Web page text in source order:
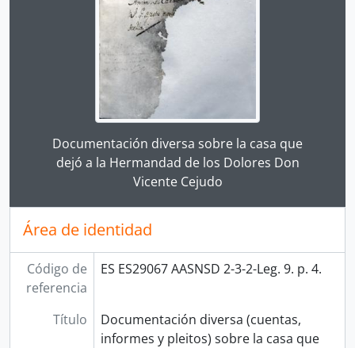
Clicking this description title link will open the
Documentación diversa sobre la casa que
dejó a la Hermandad de los Dolores Don
Vicente Cejudo
Área de identidad
Código de
referencia
ES ES29067 AASNSD 2-3-2-Leg. 9. p. 4.
Título
Documentación diversa (cuentas,
informes y pleitos) sobre la casa que